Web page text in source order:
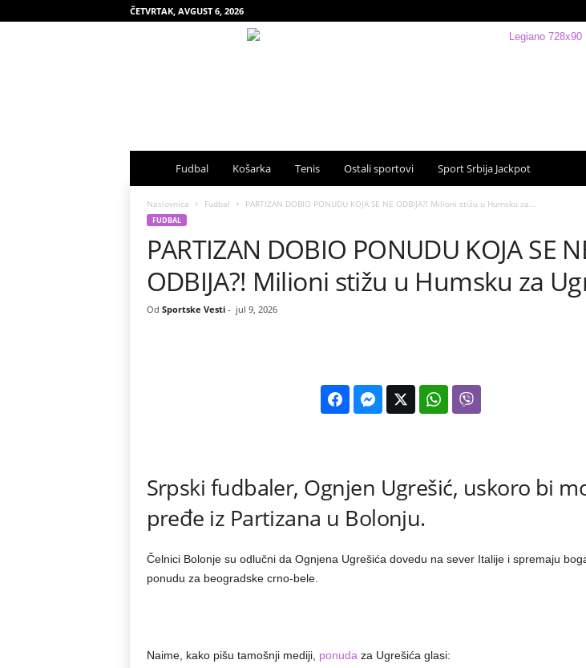
ČETVRTAK, AVGUST 6, 2026
p
o
r
t
e
s
t
Fudbal Košarka Tenis Ostali sportovi Sport Srbija Jackpot
Naslovnica Fudbal PARTIZAN DOBIO PONUDU KOJA SE NE ODBIJA?! Milioni stižu u Humsku za...
FUDBAL
PARTIZAN DOBIO PONUDU KOJA SE
ODBIJA?! Milioni stižu u Humsku za
Od Sportske Vesti- jul 9, 2026
Srpski fudbaler, Ognjen Ugrešić, uskoro bi
pređe iz Partizana u Bolonju.
Čelnici Bolonje su odlučni da Ognjena Ugrešića dovedu na sever Italije i spremaju
ponudu za beogradske crno-bele.
Naime, kako pišu tamošnji mediji, ponuda za Ugrešića glasi: